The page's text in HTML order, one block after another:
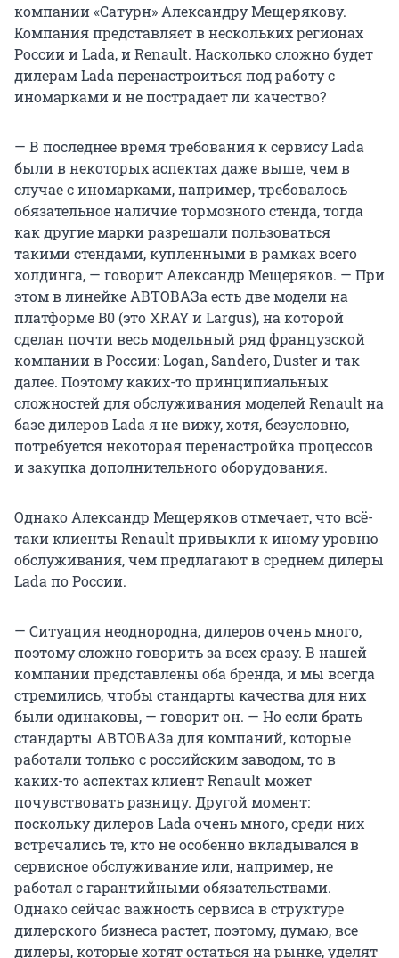
компании «Сатурн» Александру Мещерякову.
Компания представляет в нескольких регионах
России и Lada, и Renault. Насколько сложно будет
дилерам Lada перенастроиться под работу с
иномарками и не пострадает ли качество?
— В последнее время требования к сервису Lada
были в некоторых аспектах даже выше, чем в
случае с иномарками, например, требовалось
обязательное наличие тормозного стенда, тогда
как другие марки разрешали пользоваться
такими стендами, купленными в рамках всего
холдинга, — говорит Александр Мещеряков. — При
этом в линейке АВТОВАЗа есть две модели на
платформе B0 (это XRAY и Largus), на которой
сделан почти весь модельный ряд французской
компании в России: Logan, Sandero, Duster и так
далее. Поэтому каких-то принципиальных
сложностей для обслуживания моделей Renault на
базе дилеров Lada я не вижу, хотя, безусловно,
потребуется некоторая перенастройка процессов
и закупка дополнительного оборудования.
Однако Александр Мещеряков отмечает, что всё-
таки клиенты Renault привыкли к иному уровню
обслуживания, чем предлагают в среднем дилеры
Lada по России.
— Ситуация неоднородна, дилеров очень много,
поэтому сложно говорить за всех сразу. В нашей
компании представлены оба бренда, и мы всегда
стремились, чтобы стандарты качества для них
были одинаковы, — говорит он. — Но если брать
стандарты АВТОВАЗа для компаний, которые
работали только с российским заводом, то в
каких-то аспектах клиент Renault может
почувствовать разницу. Другой момент:
поскольку дилеров Lada очень много, среди них
встречались те, кто не особенно вкладывался в
сервисное обслуживание или, например, не
работал с гарантийными обязательствами.
Однако сейчас важность сервиса в структуре
дилерского бизнеса растет, поэтому, думаю, все
дилеры, которые хотят остаться на рынке, уделят